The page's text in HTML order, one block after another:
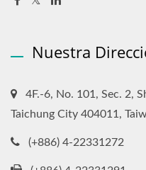
Nuestra
4F.-6, No. 101, Sec. 2,
Taichung City 404011,
(+886) 4-22331272